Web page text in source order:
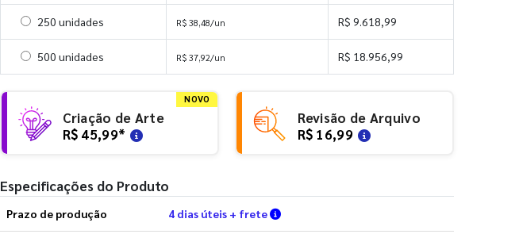
Selecionar 250 unidades
250 unidades R$ 38,48/un R$ 9.618,99
Selecionar 500 unidades
500 unidades R$ 37,92/un R$ 18.956,99
NOVO
Criação de Arte
R$ 45,99*
Revisão de Arquivo
R$ 16,99
Especificações do Produto
Prazo de produção 4 dias úteis + frete Verifique as condições de entrega